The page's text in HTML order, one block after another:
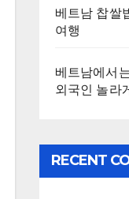
베트남 찹쌀
여행
베트남에서
외국인 놀라
RECENT